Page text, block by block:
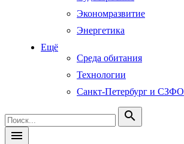
Экономразвитие
Энергетика
Ещё
Среда обитания
Технологии
Санкт-Петербург и СЗФО
search
menu